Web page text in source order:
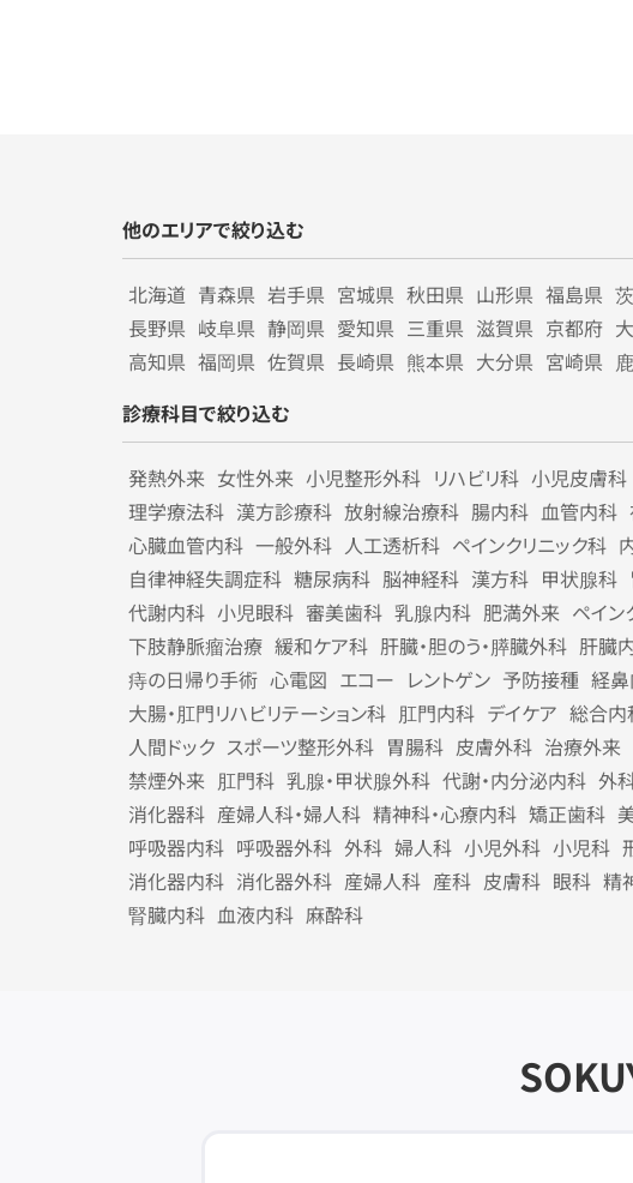
他のエリアで絞り込む
北海道 青森県 岩手県 宮城県 秋田県 山形県 福島県
長野県 岐阜県 静岡県 愛知県 三重県 滋賀県 京都府
高知県 福岡県 佐賀県 長崎県 熊本県 大分県 宮崎県
診療科目で絞り込む
発熱外来 女性外来 小児整形外科 リハビリ科 小児皮膚科
理学療法科 漢方診療科 放射線治療科 腸内科 血管内科
心臓血管内科 一般外科 人工透析科 ペインクリニック科
自律神経失調症科 糖尿病科 脳神経科 漢方科 甲状腺科
代謝内科 小児眼科 審美歯科 乳腺内科 肥満外来 ペイン
下肢静脈瘤治療 緩和ケア科 肝臓・胆のう・膵臓外科 肝臓
痔の日帰り手術 心電図 エコー レントゲン 予防接種 経
大腸・肛門リハビリテーション科 肛門内科 デイケア 総合内
人間ドック スポーツ整形外科 胃腸科 皮膚外科 治療外来
禁煙外来 肛門科 乳腺・甲状腺外科 代謝・内分泌内科 外
消化器科 産婦人科・婦人科 精神科・心療内科 矯正歯科
呼吸器内科 呼吸器外科 外科 婦人科 小児外科 小児科
消化器内科 消化器外科 産婦人科 産科 皮膚科 眼科 精
腎臓内科 血液内科 麻酔科